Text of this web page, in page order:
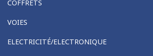
COFFRETS
VOIES
ELECTRICITÉ/ELECTRONIQUE